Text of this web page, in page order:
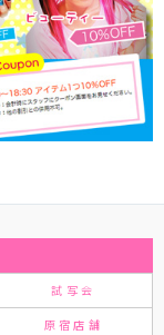
試写会
原宿店舗